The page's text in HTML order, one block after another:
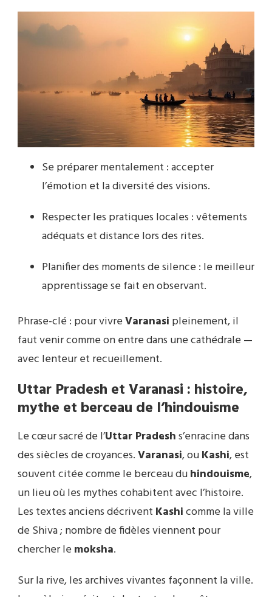
Se préparer mentalement : accepter
l’émotion et la diversité des visions.
Respecter les pratiques locales : vêtements
adéquats et distance lors des rites.
Planifier des moments de silence : le meilleur
apprentissage se fait en observant.
Phrase-clé : pour vivreVaranasi pleinement, il
faut venir comme on entre dans une cathédrale —
avec lenteur et recueillement.
Uttar Pradesh et Varanasi : histoire,
mythe et berceau de l’hindouisme
Le cœur sacré de l’Uttar Pradeshs’enracine dans
des siècles de croyances.Varanasi, ouKashi, est
souvent citée comme le berceau duhindouisme,
un lieu où les mythes cohabitent avec l’histoire.
Les textes anciens décrivent Kashicomme la ville
de Shiva ; nombre de fidèles viennent pour
chercher le moksha.
Sur la rive, les archives vivantes façonnent la ville.